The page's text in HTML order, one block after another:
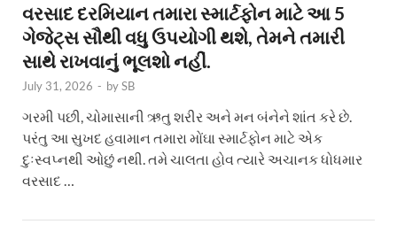
વરસાદ દરમિયાન તમારા સ્માર્ટફોન માટે આ 5
ગેજેટ્સ સૌથી વધુ ઉપયોગી થશે, તેમને તમારી
સાથે રાખવાનું ભૂલશો નહીં.
July 31, 2026 - bySB
ગરમી પછી, ચોમાસાની ઋતુ શરીર અને મન બંનેને શાંત કરે છે.
પરંતુ આ સુખદ હવામાન તમારા મોંઘા સ્માર્ટફોન માટે એક
દુઃસ્વપ્નથી ઓછું નથી. તમે ચાલતા હોવ ત્યારે અચાનક ધોધમાર
વરસાદ …